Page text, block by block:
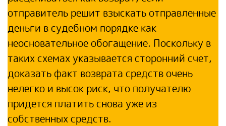
отправитель решит взыскать отправленные
деньги в судебном порядке как
неосновательное обогащение. Поскольку в
таких схемах указывается сторонний счет,
доказать факт возврата средств очень
нелегко и высок риск, что получателю
придется платить снова уже из
собственных средств.